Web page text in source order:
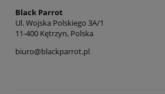
Black Parrot
Ul. Wojska Polskiego 3A/1
11-400 Kętrzyn, Polska
biuro@blackparrot.pl